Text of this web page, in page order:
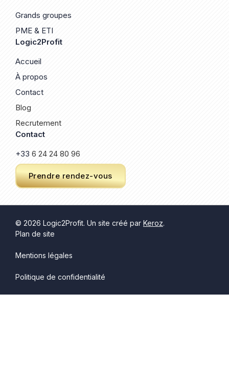
Grands groupes
PME & ETI
Logic2Profit
Accueil
À propos
Contact
Blog
Recrutement
Contact
+33 6 24 24 80 96
Prendre rendez-vous
© 2026 Logic2Profit. Un site créé par Keroz.
Plan de site
Mentions légales
Politique de confidentialité